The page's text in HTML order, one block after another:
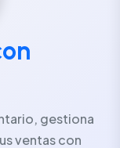
gestiona
ventas con